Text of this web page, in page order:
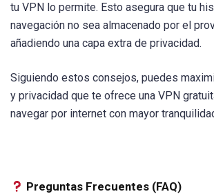
tu VPN lo permite. Esto asegura que tu
navegación no sea almacenado por el
añadiendo una capa extra de privacidad.
Siguiendo estos consejos, puedes
y privacidad que te ofrece una VPN
navegar por internet con mayor
Preguntas Frecuentes (FAQ)